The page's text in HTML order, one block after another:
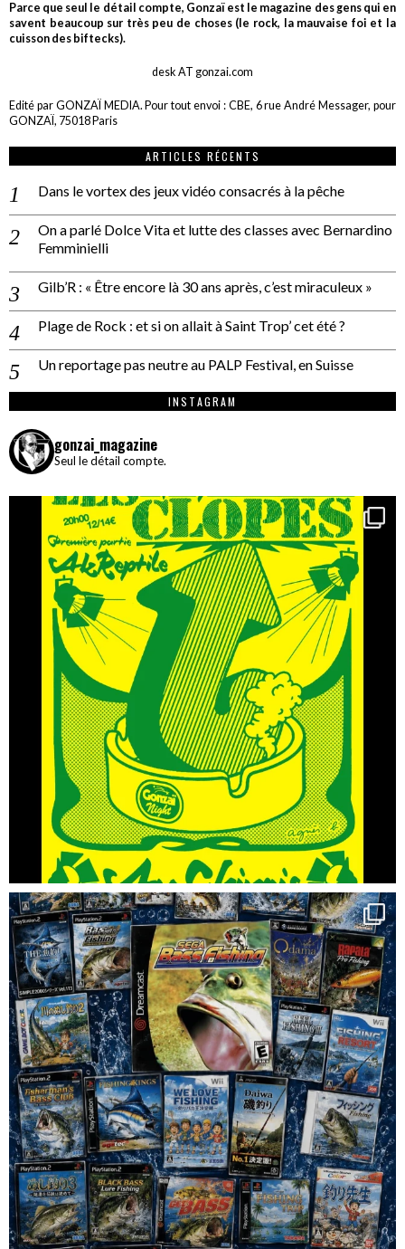
Parce que seul le détail compte, Gonzaï est le magazine des gens qui en
savent beaucoup sur très peu de choses (le rock, la mauvaise foi et la
cuisson des biftecks).
desk AT gonzai.com
Edité par GONZAÏ MEDIA. Pour tout envoi : CBE, 6 rue André Messager, pour
GONZAÏ, 75018 Paris
ARTICLES RÉCENTS
Dans le vortex des jeux vidéo consacrés à la pêche
On a parlé Dolce Vita et lutte des classes avec Bernardino
Femminielli
Gilb’R : « Être encore là 30 ans après, c’est miraculeux »
Plage de Rock : et si on allait à Saint Trop’ cet été ?
Un reportage pas neutre au PALP Festival, en Suisse
INSTAGRAM
gonzai_magazine
Seul le détail compte.